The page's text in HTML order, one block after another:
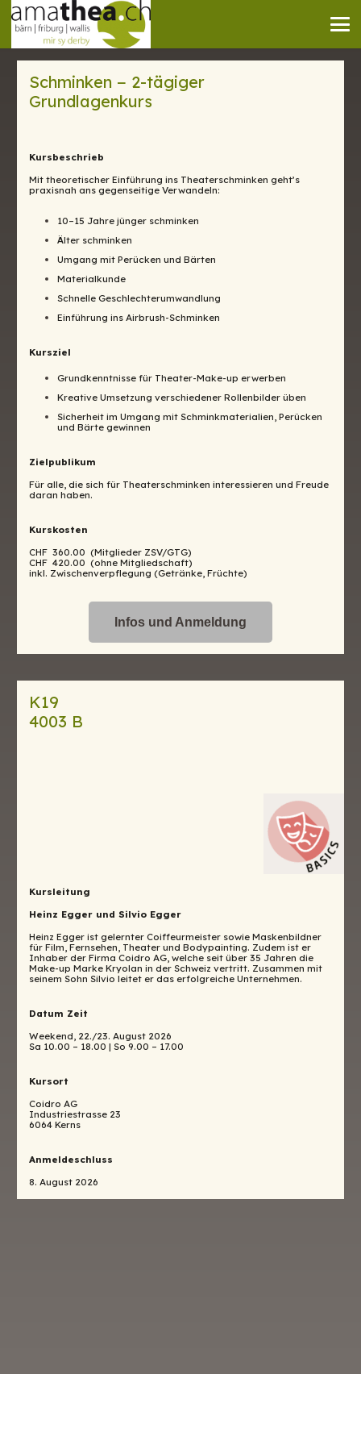
Schminken − 2-tägiger
Grundlagenkurs
Kursbeschrieb
Mit theoretischer Einführung ins Theaterschminken geht’s
praxisnah ans gegenseitige Verwandeln:
10–15 Jahre jünger schminken
Älter schminken
Umgang mit Perücken und Bärten
Materialkunde
Schnelle Geschlechterumwandlung
Einführung ins Airbrush-Schminken
Kursziel
Grundkenntnisse für Theater-Make-up erwerben
Kreative Umsetzung verschiedener Rollenbilder üben
Sicherheit im Umgang mit Schminkmaterialien, Perücken
und Bärte gewinnen
Zielpublikum
Für alle, die sich für Theaterschminken interessieren und Freude
daran haben.
Kurskosten
CHF 360.00 (Mitglieder ZSV/GTG)
CHF 420.00 (ohne Mitgliedschaft)
inkl. Zwischenverpflegung (Getränke, Früchte)
Infos und Anmeldung
K19
4003 B
Kursleitung
Heinz Egger und Silvio Egger
Heinz Egger ist gelernter Coiffeurmeister sowie Maskenbildner
für Film, Fernsehen, Theater und Bodypainting. Zudem ist er
Inhaber der Firma Coidro AG, welche seit über 35 Jahren die
Make-up Marke Kryolan in der Schweiz vertritt. Zusammen mit
seinem Sohn Silvio leitet er das erfolgreiche Unternehmen.
Datum Zeit
Weekend, 22./23. August 2026
Sa 10.00 – 18.00 | So 9.00 – 17.00
Kursort
Coidro AG
Industriestrasse 23
6064 Kerns
Anmeldeschluss
8. August 2026